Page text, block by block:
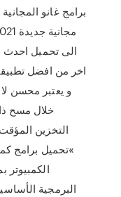
برامج غانو
الى تحميل احدث
خلال مسح
التخزين
»تحميل برامج
الكمبيوتر
البرمجية